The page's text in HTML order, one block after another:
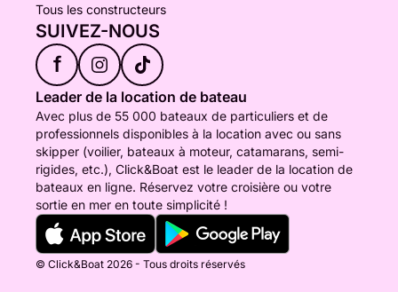
Tous les constructeurs
SUIVEZ-NOUS
f
Leader de la location de bateau
Avec plus de 55 000 bateaux de particuliers et de
professionnels disponibles à la location avec ou sans
skipper (voilier, bateaux à moteur, catamarans, semi-
rigides, etc.), Click&Boat est le leader de la location de
bateaux en ligne. Réservez votre croisière ou votre
sortie en mer en toute simplicité !
© Click&Boat 2026 - Tous droits réservés